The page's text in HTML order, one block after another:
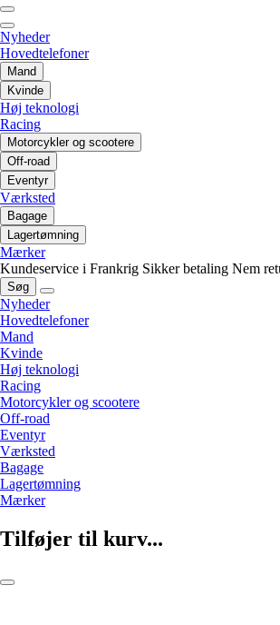
Nyheder
Hovedtelefoner
Mand
Kvinde
Høj teknologi
Racing
Motorcykler og scootere
Off-road
Eventyr
Værksted
Bagage
Lagertømning
Mærker
Kundeservice i Frankrig Sikker betaling Nem
Søg
Nyheder
Hovedtelefoner
Mand
Kvinde
Høj teknologi
Racing
Motorcykler og scootere
Off-road
Eventyr
Værksted
Bagage
Lagertømning
Mærker
Tilføjer til kurv...